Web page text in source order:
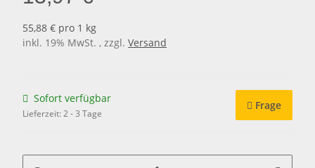
55,88 € pro 1 kg
inkl. 19% MwSt. , zzgl. Versand
Sofort verfügbar
Lieferzeit: 2 - 3 Tage
Frage